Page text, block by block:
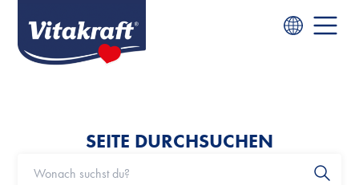
SEITE DURCHSUCHEN